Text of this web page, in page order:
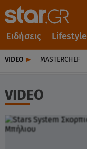
Ειδήσεις Lifestyle
VIDEO MASTERCHEF
VIDEO